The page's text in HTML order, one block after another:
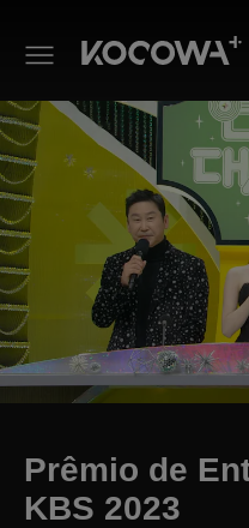
Prêmio de
Prêmio de
KBS 2023